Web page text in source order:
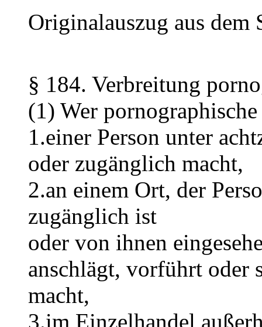
Originalauszug aus dem
§ 184. Verbreitung
(1) Wer
1.einer Person unter
oder zugänglich macht,
2.an einem Ort, der
zugänglich ist
oder von ihnen
anschlägt, vorführt oder
macht,
3.im Einzelhandel